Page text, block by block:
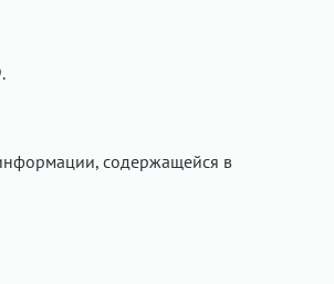
содержащейся в